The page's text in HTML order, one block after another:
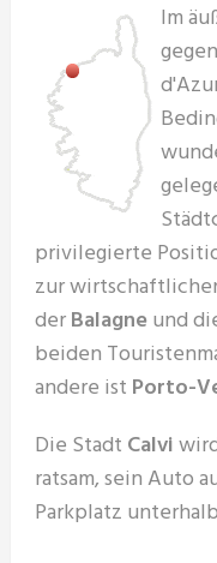
Im
privilegierte
zur
derBalagneund
beiden
andere ist Porto-
Die Stadt Calvi
ratsam, sein Auto
Parkplatz